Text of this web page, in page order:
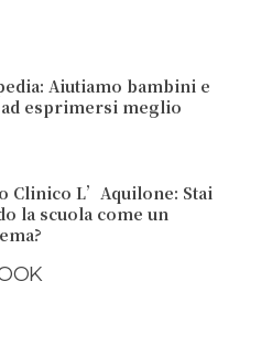
Aiutiamo bambini e
esprimersi meglio
Clinico L’Aquilone: Stai
la scuola come un